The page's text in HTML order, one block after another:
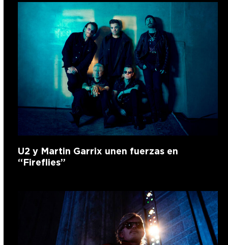
U2 y Martin Garrix unen fuerzas en
“Fireflies”